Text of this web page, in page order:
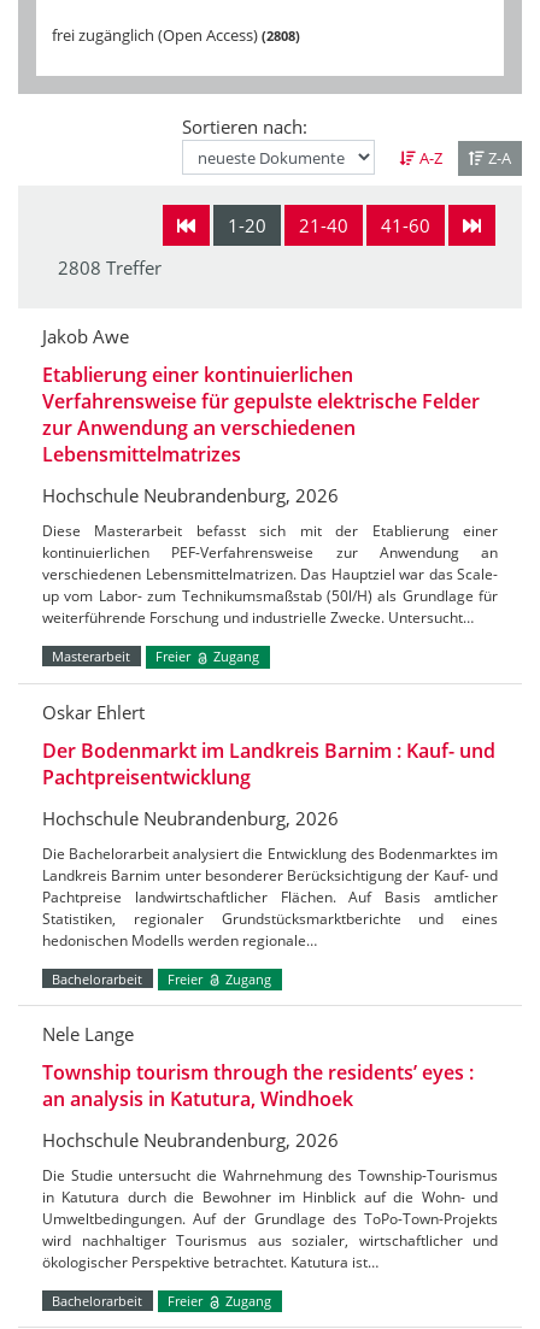
frei zugänglich (Open Access) 2808
Sortieren nach:
A-Z Z-A
1-20 21-40
41-60
2808 Treffer
Jakob Awe
Etablierung einer kontinuierlichen
Verfahrensweise für gepulste elektrische Felder
zur Anwendung an verschiedenen
Lebensmittelmatrizes
Hochschule Neubrandenburg, 2026
Diese Masterarbeit befasst sich mit der Etablierung einer
kontinuierlichen PEF-Verfahrensweise zur Anwendung an
verschiedenen Lebensmittelmatrizen. Das Hauptziel war das Scale-
up vom Labor- zum Technikumsmaßstab (50l/H) als Grundlage für
weiterführende Forschung und industrielle Zwecke. Untersucht…
Masterarbeit Freier Zugang
Oskar Ehlert
Der Bodenmarkt im Landkreis Barnim : Kauf- und
Pachtpreisentwicklung
Hochschule Neubrandenburg, 2026
Die Bachelorarbeit analysiert die Entwicklung des Bodenmarktes im
Landkreis Barnim unter besonderer Berücksichtigung der Kauf- und
Pachtpreise landwirtschaftlicher Flächen. Auf Basis amtlicher
Statistiken, regionaler Grundstücksmarktberichte und eines
hedonischen Modells werden regionale…
Bachelorarbeit Freier Zugang
Nele Lange
Township tourism through the residents’ eyes :
an analysis in Katutura, Windhoek
Hochschule Neubrandenburg, 2026
Die Studie untersucht die Wahrnehmung des Township-Tourismus
in Katutura durch die Bewohner im Hinblick auf die Wohn- und
Umweltbedingungen. Auf der Grundlage des ToPo-Town-Projekts
wird nachhaltiger Tourismus aus sozialer, wirtschaftlicher und
ökologischer Perspektive betrachtet. Katutura ist…
Bachelorarbeit Freier Zugang